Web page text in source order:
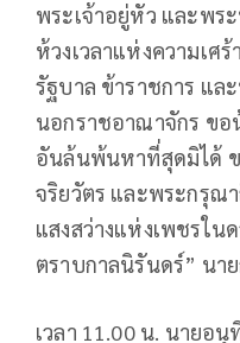
พระเจ้าอยู่หัว และพร
ห้วงเวลาแห่งความเศ
รัฐบาล ข้าราชการ แล
นอกราชอาณาจักร ข
อันล้นพ้นหาที่สุดมิได้
จริยวัตร และพระกรุณ
แสงสว่างแห่งเพชรใน
ตราบกาลนิรันดร์” นา
เวลา 11.00 น. นายอ